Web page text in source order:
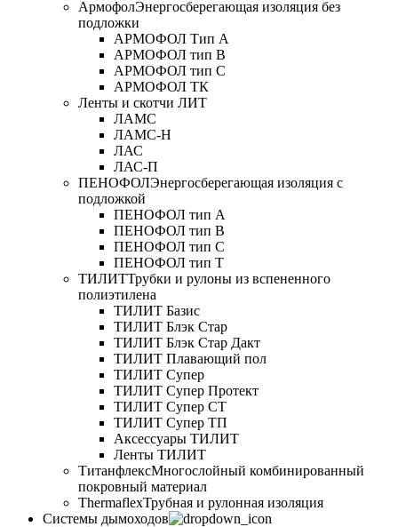
АрмофолЭнергосберегающая изоляция без
подложки
АРМОФОЛ Тип А
АРМОФОЛ тип В
АРМОФОЛ тип C
АРМОФОЛ ТК
Ленты и скотчи ЛИТ
ЛАМС
ЛАМС-Н
ЛАС
ЛАС-П
ПЕНОФОЛЭнергосберегающая изоляция с
подложкой
ПЕНОФОЛ тип А
ПЕНОФОЛ тип B
ПЕНОФОЛ тип C
ПЕНОФОЛ тип T
ТИЛИТТрубки и рулоны из вспененного
полиэтилена
ТИЛИТ Базис
ТИЛИТ Блэк Стар
ТИЛИТ Блэк Стар Дакт
ТИЛИТ Плавающий пол
ТИЛИТ Супер
ТИЛИТ Супер Протект
ТИЛИТ Супер СТ
ТИЛИТ Супер ТП
Аксессуары ТИЛИТ
Ленты ТИЛИТ
ТитанфлексМногослойный комбинированный
покровный материал
ThermaflexТрубная и рулонная изоляция
Cистемы дымоходов